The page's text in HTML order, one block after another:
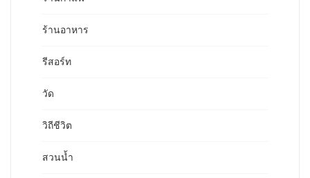
ร้านอาหาร
รีสอร์ท
วัด
วิถีชีวิต
สวนน้ำ